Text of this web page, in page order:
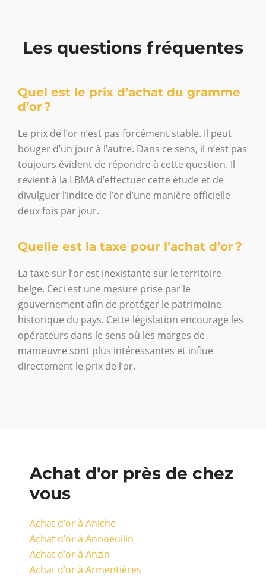
Les questions fréquentes
Quel est le prix d’achat du gramme
d’or ?
Le prix de l’or n’est pas forcément stable. Il peut
bouger d’un jour à l’autre. Dans ce sens, il n’est pas
toujours évident de répondre à cette question. Il
revient à la LBMA d’effectuer cette étude et de
divulguer l’indice de l’or d’une manière officielle
deux fois par jour.
Quelle est la taxe pour l’achat d’or ?
La taxe sur l’or est inexistante sur le territoire
belge. Ceci est une mesure prise par le
gouvernement afin de protéger le patrimoine
historique du pays. Cette législation encourage les
opérateurs dans le sens où les marges de
manœuvre sont plus intéressantes et influe
directement le prix de l’or.
Achat d'or près de chez
vous
Achat d’or à Aniche
Achat d’or à Annoeullin
Achat d’or à Anzin
Achat d’or à Armentières